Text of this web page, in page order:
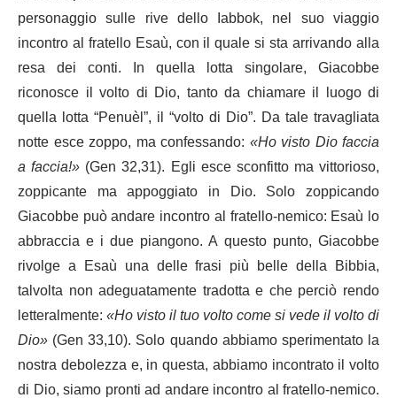
personaggio sulle rive dello Iabbok, nel suo viaggio
incontro al fratello Esaù, con il quale si sta arrivando alla
resa dei conti. In quella lotta singolare, Giacobbe
riconosce il volto di Dio, tanto da chiamare il luogo di
quella lotta “Penuèl”, il “volto di Dio”. Da tale travagliata
notte esce zoppo, ma confessando: «Ho visto Dio faccia
a faccia!» (Gen 32,31). Egli esce sconfitto ma vittorioso,
zoppicante ma appoggiato in Dio. Solo zoppicando
Giacobbe può andare incontro al fratello-nemico: Esaù lo
abbraccia e i due piangono. A questo punto, Giacobbe
rivolge a Esaù una delle frasi più belle della Bibbia,
talvolta non adeguatamente tradotta e che perciò rendo
letteralmente:«Ho visto il tuo volto come si vede il volto di
Dio»(Gen 33,10). Solo quando abbiamo sperimentato la
nostra debolezza e, in questa, abbiamo incontrato il volto
di Dio, siamo pronti ad andare incontro al fratello-nemico.